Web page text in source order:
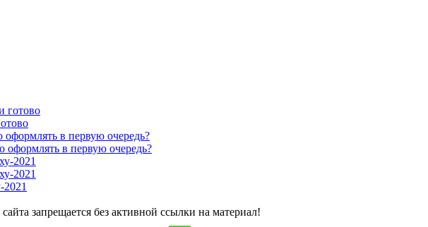
готово
в первую очередь?
в первую очередь?
2021
2021
запрещается без активной ссылки на материал!